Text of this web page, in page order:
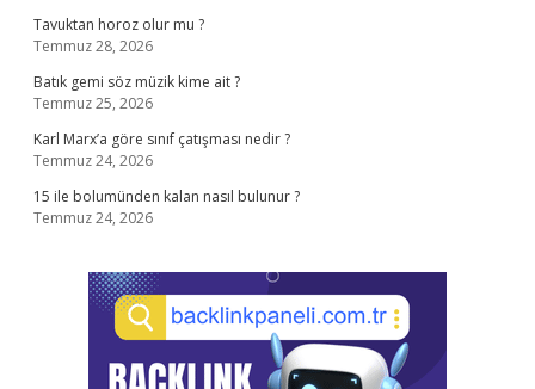
Tavuktan horoz olur mu ?
Temmuz 28, 2026
Batık gemi söz müzik kime ait ?
Temmuz 25, 2026
Karl Marx’a göre sınıf çatışması nedir ?
Temmuz 24, 2026
15 ile bolumünden kalan nasıl bulunur ?
Temmuz 24, 2026